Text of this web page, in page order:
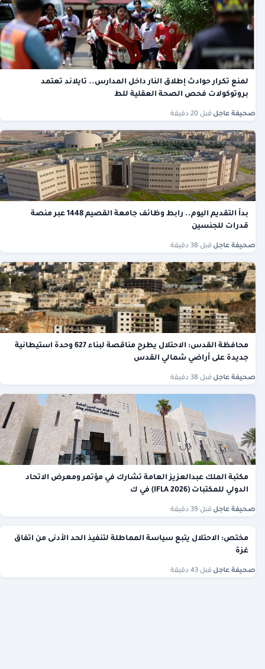
لمنع تكرار حوادث إطلاق النار داخل المدارس.. تايلاند تعتمد
بروتوكولات فحص الصحة العقلية للط
صحيفة عاجل قبل 20 دقيقة
بدأ التقديم اليوم.. رابط وظائف جامعة القصيم 1448 عبر منصة
قدرات للجنسين
صحيفة عاجل قبل 38 دقيقة
محافظة القدس: الاحتلال يطرح مناقصة لبناء 627 وحدة استيطانية
جديدة على أراضي شمالي القدس
صحيفة عاجل قبل 38 دقيقة
مكتبة الملك عبدالعزيز العامة تشارك في مؤتمر ومعرض الاتحاد
الدولي للمكتبات (IFLA 2026) في ك
صحيفة عاجل قبل 39 دقيقة
مختص: الاحتلال يتبع سياسة المماطلة لتنفيذ الحد الأدنى من اتفاق
غزة
صحيفة عاجل قبل 43 دقيقة